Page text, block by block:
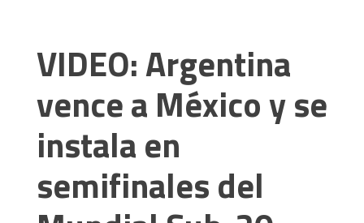
VIDEO: Argentina
vence a México y se
instala en
semifinales del